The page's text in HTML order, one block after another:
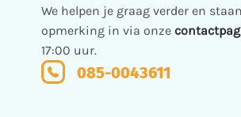
We helpen je graag verder en
opmerking in via onze
17:00 uur.
085-0043611